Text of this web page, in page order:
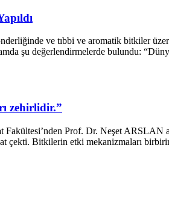
ve tıbbi ve aromatik bitkiler
şu değerlendirmelerde bulundu:
zehirlidir.”
Prof. Dr. Neşet ARSLAN
Bitkilerin etki mekanizmaları